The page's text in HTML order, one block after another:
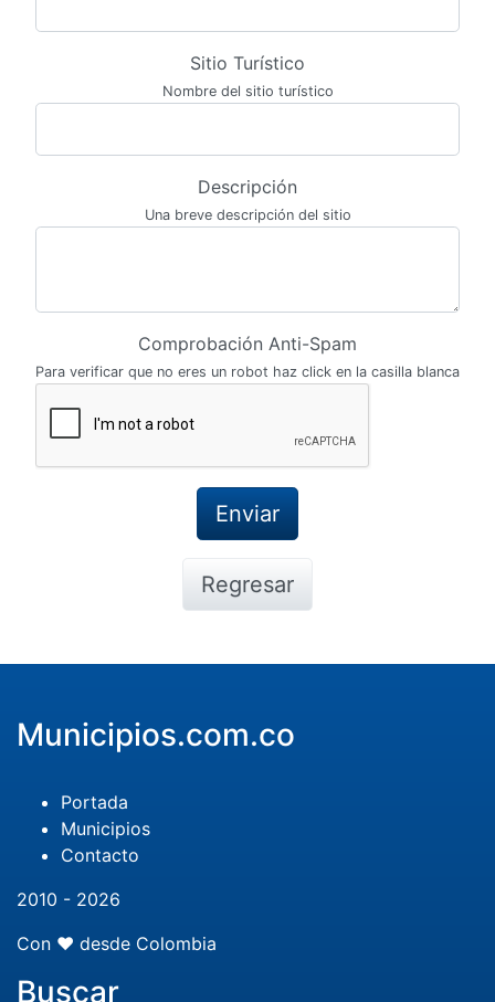
Sitio Turístico
Nombre del sitio turístico
Descripción
Una breve descripción del sitio
Comprobación Anti-Spam
Para verificar que no eres un robot haz click en la casilla blanca
Regresar
Municipios.com.co
Portada
Municipios
Contacto
2010 - 2026
Con ❤️ desde Colombia
Buscar